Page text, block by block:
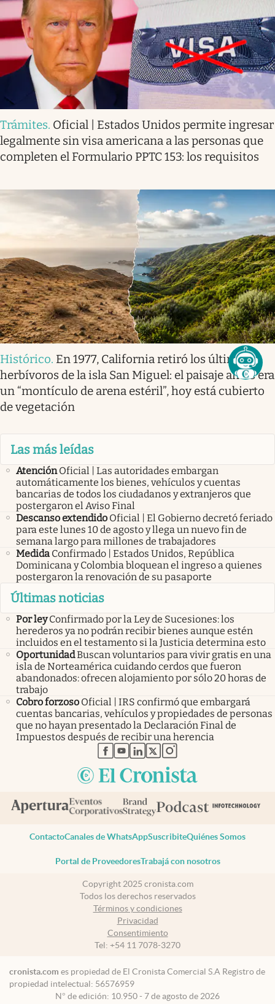
Trámites. Oficial | Estados Unidos permite ingresar
legalmente sin visa americana a las personas que
completen el Formulario PPTC 153: los requisitos
Histórico. En 1977, California retiró los últimos
herbívoros de la isla San Miguel: el paisaje antes era
un “montículo de arena estéril”, hoy está cubierto
de vegetación
Las más leídas
Atención Oficial | Las autoridades embargan
automáticamente los bienes, vehículos y cuentas
bancarias de todos los ciudadanos y extranjeros que
postergaron el Aviso Final
Descanso extendido Oficial | El Gobierno decretó feriado
para este lunes 10 de agosto y llega un nuevo fin de
semana largo para millones de trabajadores
Medida Confirmado | Estados Unidos, República
Dominicana y Colombia bloquean el ingreso a quienes
postergaron la renovación de su pasaporte
Últimas noticias
Por ley Confirmado por la Ley de Sucesiones: los
herederos ya no podrán recibir bienes aunque estén
incluidos en el testamento si la Justicia determina esto
OportunidadBuscan voluntarios para vivir gratis en una
isla de Norteamérica cuidando cerdos que fueron
abandonados: ofrecen alojamiento por sólo 20 horas de
trabajo
Cobro forzoso Oficial | IRS confirmó que embargará
cuentas bancarias, vehículos y propiedades de personas
que no hayan presentado la Declaración Final de
Impuestos después de recibir una herencia
abre en nueva pestaña
abre en nueva pestaña
abre en nueva pestaña
abre en nueva pestaña
abre en nueva pestaña
ContactoCanales de WhatsAppSuscribiteQuiénes Somos
Portal de ProveedoresTrabajá con nosotros
Copyright 2025 cronista.com
Todos los derechos reservados
Términos y condiciones
Privacidad
Consentimiento
Tel: +54 11 7078-3270
cronista.com es propiedad de El Cronista Comercial S.A Registro de
propiedad intelectual: 56576959
N° de edición: 10.950 - 7 de agosto de 2026